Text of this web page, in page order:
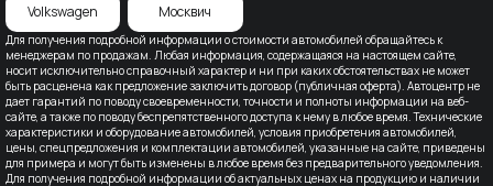
Для получения подробной информации о стоимости автомобилей обращайтесь к
менеджерам по продажам. Любая информация, содержащаяся на настоящем сайте,
носит исключительно справочный характер и ни при каких обстоятельствах не может
быть расценена как предложение заключить договор (публичная оферта). Автоцентр не
дает гарантий по поводу своевременности, точности и полноты информации на веб-
сайте, а также по поводу беспрепятственного доступа к нему в любое время. Технические
характеристики и оборудование автомобилей, условия приобретения автомобилей,
цены, спецпредложения и комплектации автомобилей, указанные на сайте, приведены
для примера и могут быть изменены в любое время без предварительного уведомления.
Для получения подробной информации об актуальных ценах на продукцию и наличии
Volkswagen Москвич